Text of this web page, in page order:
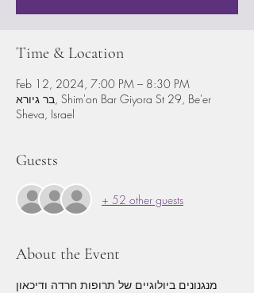
Time & Location
Feb 12, 2024, 7:00 PM – 8:30 PM
בר גיורא, Shim'on Bar Giyora St 29, Be'er
Sheva, Israel
Guests
+ 52 other guests
About the Event
מנגנונים ביולוגיים של תרופות חרדה ודיכאון